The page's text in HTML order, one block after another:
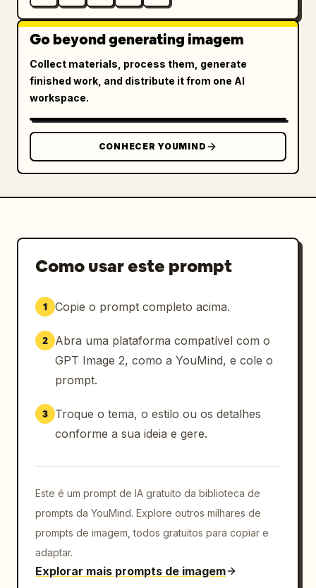
Go beyond generating imagem
Collect materials, process them, generate
finished work, and distribute it from one AI
workspace.
CONHECER YOUMIND
Como usar este prompt
1 Copie o prompt completo acima.
2
Abra uma plataforma compatível com o
GPT Image 2, como a YouMind, e cole o
prompt.
3
Troque o tema, o estilo ou os detalhes
conforme a sua ideia e gere.
Este é um prompt de IA gratuito da biblioteca de
prompts da YouMind. Explore outros milhares de
prompts de imagem, todos gratuitos para copiar e
adaptar.
Explorar mais prompts de imagem